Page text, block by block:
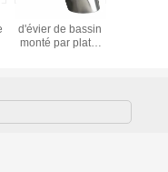
Robinet européen
à levier unique de
cuisine de style